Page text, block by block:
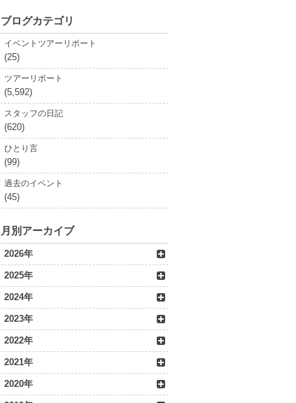
ブログカテゴリ
イベントツアーリポート
(25)
ツアーリポート
(5,592)
スタッフの日記
(620)
ひとり言
(99)
過去のイベント
(45)
月別アーカイブ
2026年
2025年
2024年
2023年
2022年
2021年
2020年